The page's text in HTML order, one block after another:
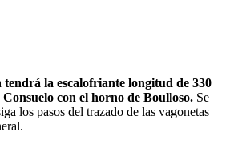
tendrá la escalofriante longitud de 330
con el horno de Boulloso. Se
los pasos del trazado de las vagonetas